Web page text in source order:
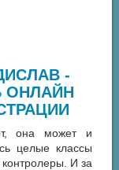
-
ОНЛАЙН
она может и
целые классы
И за